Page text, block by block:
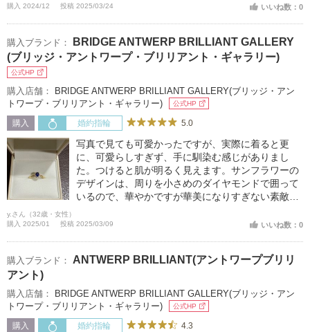
購入 2024/12
投稿 2025/03/24 いいね数：0
購入ブランド：
BRIDGE ANTWERP BRILLIANT GALLERY
(ブリッジ・アントワープ・ブリリアント・ギャラリー)
公式HP
購入店舗：
BRIDGE ANTWERP BRILLIANT GALLERY(ブリッジ・アン
トワープ・ブリリアント・ギャラリー)
公式HP
購入 婚約指輪 5.0
写真で見ても可愛かったですが、実際に着ると更
に、可愛らしすぎず、手に馴染む感じがありまし
た。つけると肌が明るく見えます。サンフラワーの
デザインは、周りを小さめのダイヤモンドで囲って
いるので、華やかですが華美になりすぎない素敵な
y.さん（32歳・女性）
購入 2025/01
投稿 2025/03/09 いいね数：0
購入ブランド：
ANTWERP BRILLIANT(アントワープブリリ
アント)
購入店舗：
BRIDGE ANTWERP BRILLIANT GALLERY(ブリッジ・アン
トワープ・ブリリアント・ギャラリー)
公式HP
購入 婚約指輪 4.3